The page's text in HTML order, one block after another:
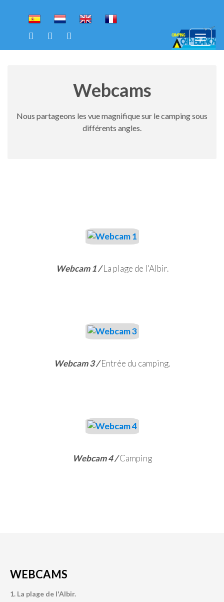
Webcams
Nous partageons les vue magnifique sur le camping sous
différents angles.
Webcam 1 /La plage de l'Albir.
Webcam 3 /Entrée du camping.
Webcam 4 /Camping
WEBCAMS
1. La plage de l'Albir.